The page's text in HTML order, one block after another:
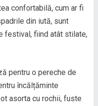
confortabilă, cum ar fi
din iută, sunt
festival, fiind atât stilate,
pentru o pereche de
încălțăminte
asorta cu rochii, fuste